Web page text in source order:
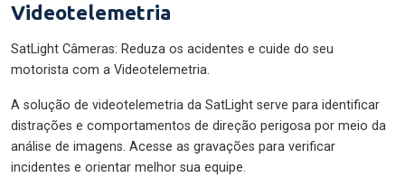
Videotelemetria
SatLight Câmeras: Reduza os acidentes e cuide do seu
motorista com a Videotelemetria.
A solução de videotelemetria da SatLight serve para identificar
distrações e comportamentos de direção perigosa por meio da
análise de imagens. Acesse as gravações para verificar
incidentes e orientar melhor sua equipe.